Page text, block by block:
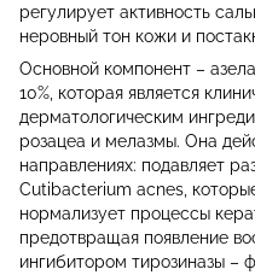
регулирует активность
неровный тон кожи и
Основной компонент –
10%, которая является
дерматологическим
розацеа и мелазмы. Она
направлениях: подавляет
Cutibacterium acnes,
нормализует процессы
предотвращая появление
ингибитором тирозиназы –